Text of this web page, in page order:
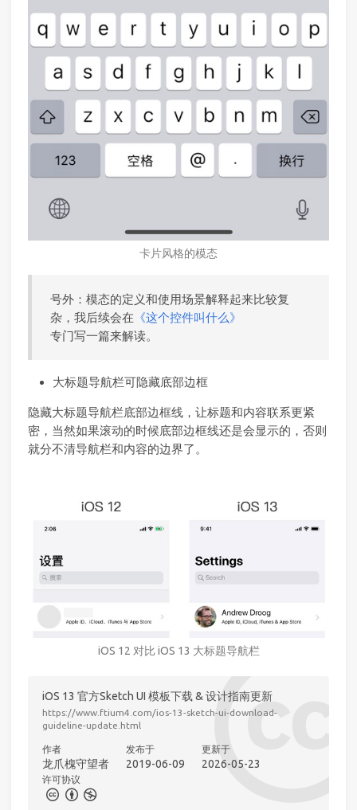
卡片风格的模态
号外：模态的定义和使用场景解释起来比较复
杂，我后续会在 《这个控件叫什么》
专门写一篇来解读。
大标题导航栏可隐藏底部边框
隐藏大标题导航栏底部边框线，让标题和内容联系更紧
密，当然如果滚动的时候底部边框线还是会显示的，否则
就分不清导航栏和内容的边界了。
iOS 12 对比 iOS 13 大标题导航栏
iOS 13 官方Sketch UI 模板下载 & 设计指南更新
https://www.ftium4.com/ios-13-sketch-ui-download-
guideline-update.html
作者
龙爪槐守望者
发布于
2019-06-09
更新于
2026-05-23
许可协议